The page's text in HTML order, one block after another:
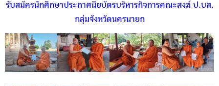
รับสมัครนักศึกษาประกาศนียบัตรบริหารกิจการคณะสงฆ์ ป.บส.
กลุ่มจังหวัดนครนายก